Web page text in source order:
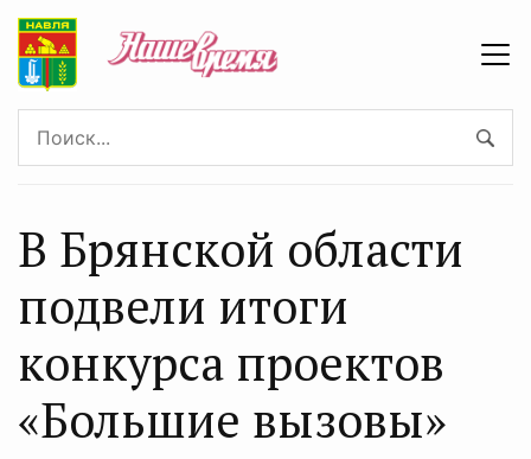
В Брянской области
подвели итоги
конкурса проектов
«Большие вызовы»